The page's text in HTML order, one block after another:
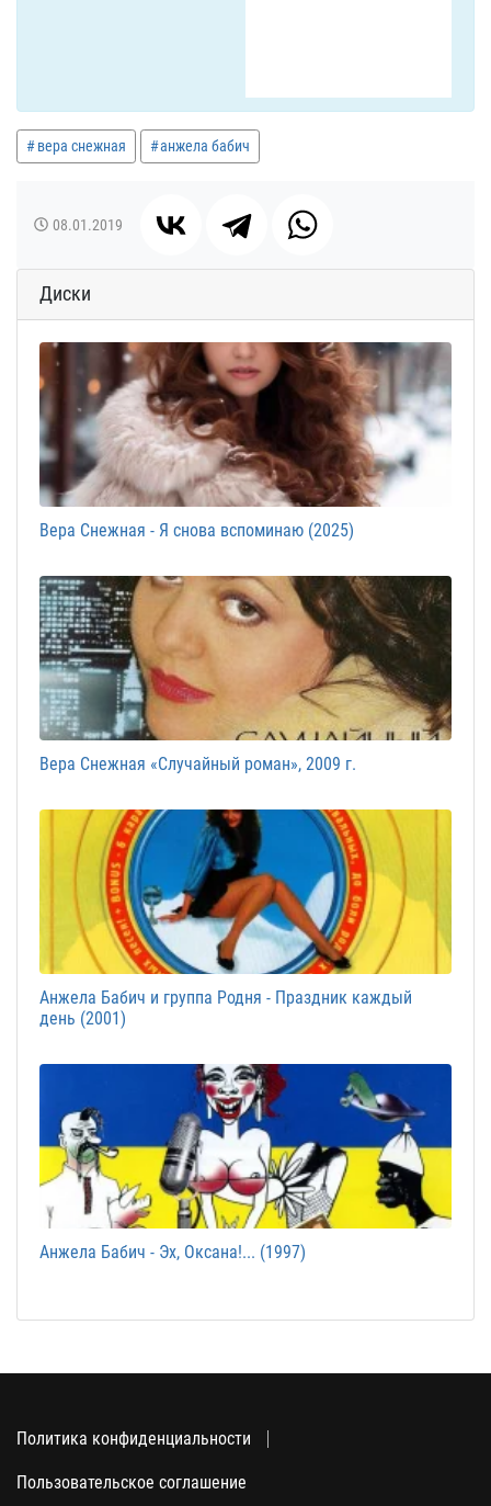
вера снежная анжела бабич
08.01.2019
Диски
Вера Снежная - Я снова вспоминаю (2025)
Вера Снежная «Случайный роман», 2009 г.
Анжела Бабич и группа Родня - Праздник каждый
день (2001)
Анжела Бабич - Эх, Оксана!... (1997)
Политика конфиденциальности
Пользовательское соглашение